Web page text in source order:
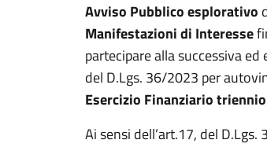
Avviso Pubblico esplorativo
Manifestazioni di Interesse
partecipare alla successiva
del D.Lgs. 36/2023 per
Esercizio Finanziario
Ai sensi dell’art.17, del